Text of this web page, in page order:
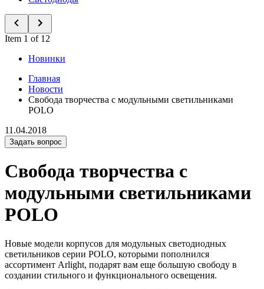
Item 1 of 12
Новинки
Главная
Новости
Свобода творчества с модульными светильниками
POLO
11.04.2018
Задать вопрос
Свобода творчества с
модульными светильниками
POLO
Новые модели корпусов для модульных светодиодных
светильников серии POLO, которыми пополнился
ассортимент Arlight, подарят вам еще большую свободу в
создании стильного и функционального освещения.